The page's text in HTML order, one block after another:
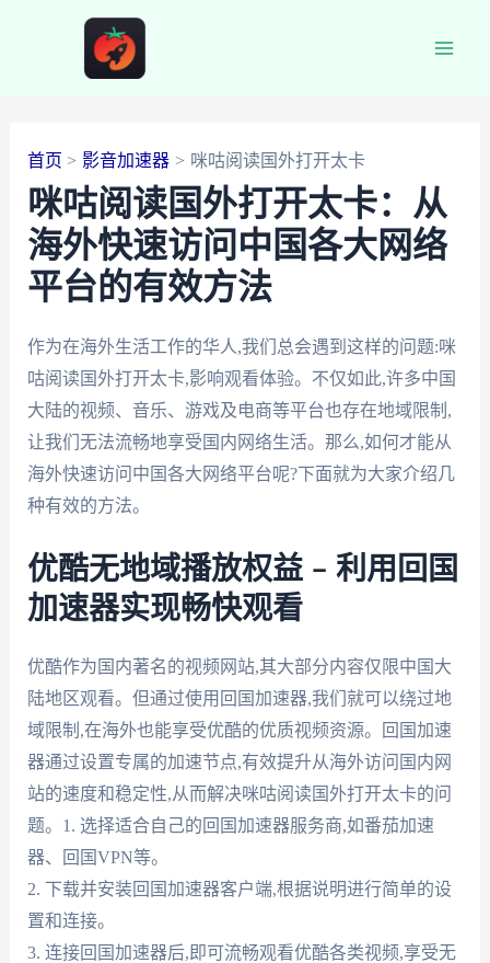
首页 影音加速器 咪咕阅读国外打开太卡
咪咕阅读国外打开太卡：从
海外快速访问中国各大网络
平台的有效方法
作为在海外生活工作的华人,我们总会遇到这样的问题:咪
咕阅读国外打开太卡,影响观看体验。不仅如此,许多中国
大陆的视频、音乐、游戏及电商等平台也存在地域限制,
让我们无法流畅地享受国内网络生活。那么,如何才能从
海外快速访问中国各大网络平台呢?下面就为大家介绍几
种有效的方法。
优酷无地域播放权益 – 利用回国
加速器实现畅快观看
优酷作为国内著名的视频网站,其大部分内容仅限中国大
陆地区观看。但通过使用回国加速器,我们就可以绕过地
域限制,在海外也能享受优酷的优质视频资源。回国加速
器通过设置专属的加速节点,有效提升从海外访问国内网
站的速度和稳定性,从而解决咪咕阅读国外打开太卡的问
题。1. 选择适合自己的回国加速器服务商,如番茄加速
器、回国VPN等。
2. 下载并安装回国加速器客户端,根据说明进行简单的设
置和连接。
3. 连接回国加速器后,即可流畅观看优酷各类视频,享受无